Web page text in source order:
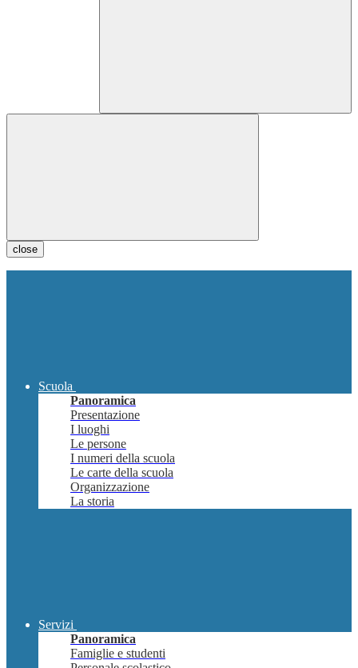
close
Scuola
Panoramica
Presentazione
I luoghi
Le persone
I numeri della scuola
Le carte della scuola
Organizzazione
La storia
Servizi
Panoramica
Famiglie e studenti